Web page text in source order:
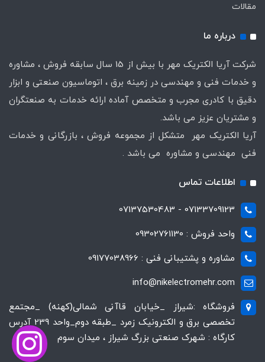
مقالات
درباره ما
شرکت آریا الکتریک مهر با بیش از 15 سال سابقه فروش ، مشاوره
و خدمات فنی و مهندسی در زمینه برق ، اتوماسیون صنعتی و ابزار
دقیق با کادری مجرب و متخصص آماده ارائه خدمات به صنعتگران
و مشتریان عزیز می باشد.
آریا الکتریک مهر متشکل از مجموعه فروش ، بازرگانی و خدمات
فنی مهندسی و مشاوره می باشد .
اطلاعات تماس
07133709123 - 07137530483
واحد فروش : 09302761130
مشاوره و پشتیبانی فنی : 09177038966
info@nikelectromehr.com
فروشگاه :شیراز _خیابان قاآنی شمالی(کهنه) _مجتمع
تخصصی برق و الکترونیک زمرد _طبقه دوم_واحد 239 آدرس
کارگاه : شهرک صنعتی بزرگ شیراز ، میدان سوم